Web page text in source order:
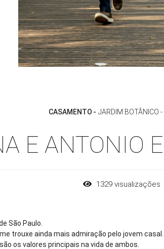
CASAMENTO JARDIM BOTÂNICO -
E ANTONIO
1329 visualizações
São Paulo.
trouxe ainda mais admiração pelo jovem casal.
os valores principais na vida de ambos.